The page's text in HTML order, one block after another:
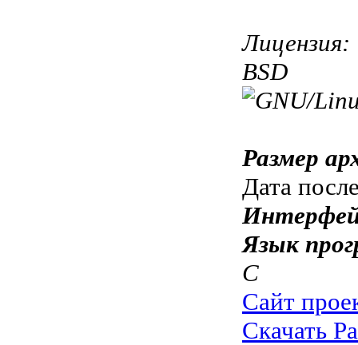
Лицензия:
BSD
Размер
Дата
Язык
C
Сайт
Скачать